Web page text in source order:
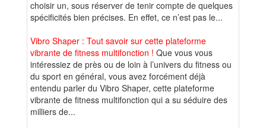
choisir un, sous réserver de tenir compte de quelques
spécificités bien précises. En effet, ce n’est pas le...
Vibro Shaper : Tout savoir sur cette plateforme
vibrante de fitness multifonction ! Que vous vous
intéressiez de près ou de loin à l’univers du fitness ou
du sport en général, vous avez forcément déjà
entendu parler du Vibro Shaper, cette plateforme
vibrante de fitness multifonction qui a su séduire des
milliers de...